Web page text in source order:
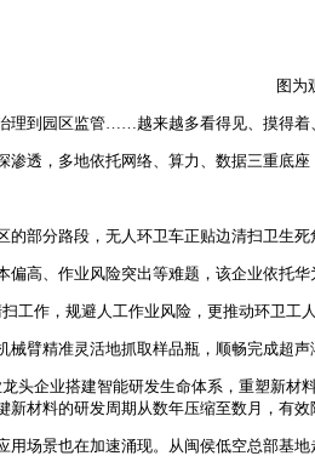
图为
理到园区监管……越来越多看得见、摸得着
渗透，多地依托网络、算力、数据三重底座
的部分路段，无人环卫车正贴边清扫卫生
偏高、作业风险突出等难题，该企业依托
工作，规避人工作业风险，更推动环卫工
械臂精准灵活地抓取样品瓶，顺畅完成超声
头企业搭建智能研发生命体系，重塑新
材料的研发周期从数年压缩至数月，有效
用场景也在加速涌现。从闽侯低空总部基